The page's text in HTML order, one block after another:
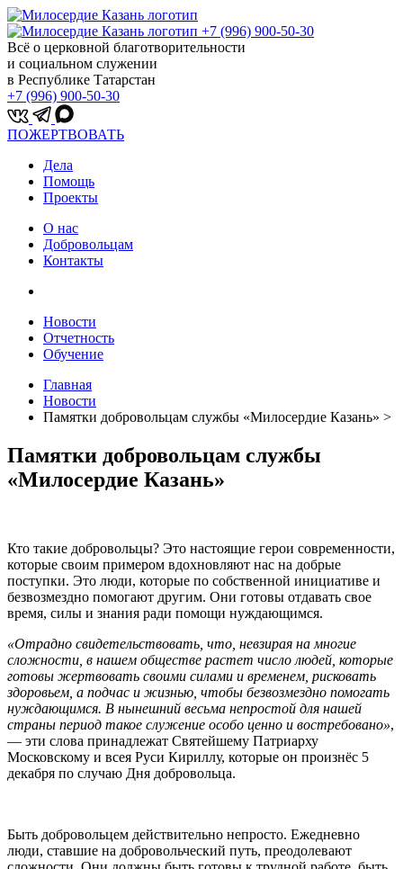
+7 (996) 900-50-30
Всё о церковной благотворительности
и социальном служении
в Республике Татарстан
+7 (996) 900-50-30
ПОЖЕРТВОВАТЬ
Дела
Помощь
Проекты
О нас
Добровольцам
Контакты
Новости
Отчетность
Обучение
Главная
Новости
Памятки добровольцам службы «Милосердие Казань» >
Памятки добровольцам службы
«Милосердие Казань»
Кто такие добровольцы? Это настоящие герои современности,
которые своим примером вдохновляют нас на добрые
поступки. Это люди, которые по собственной инициативе и
безвозмездно помогают другим. Они готовы отдавать свое
время, силы и знания ради помощи нуждающимся.
«Отрадно свидетельствовать, что, невзирая на многие
сложности, в нашем обществе растет число людей, которые
готовы жертвовать своими силами и временем, рисковать
здоровьем, а подчас и жизнью, чтобы безвозмездно помогать
нуждающимся. В нынешний весьма непростой для нашей
страны период такое служение особо ценно и востребовано»,
— эти слова принадлежат Святейшему Патриарху
Московскому и всея Руси Кириллу, которые он произнёс 5
декабря по случаю Дня добровольца.
Быть добровольцем действительно непросто. Ежедневно
люди, ставшие на добровольческий путь, преодолевают